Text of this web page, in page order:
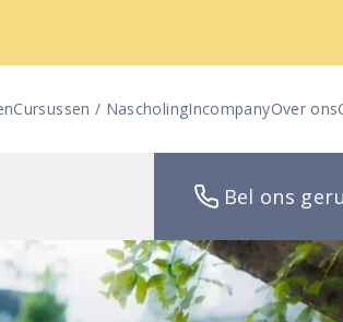
Cursussen / NascholingIncompanyOver ons
Bel ons